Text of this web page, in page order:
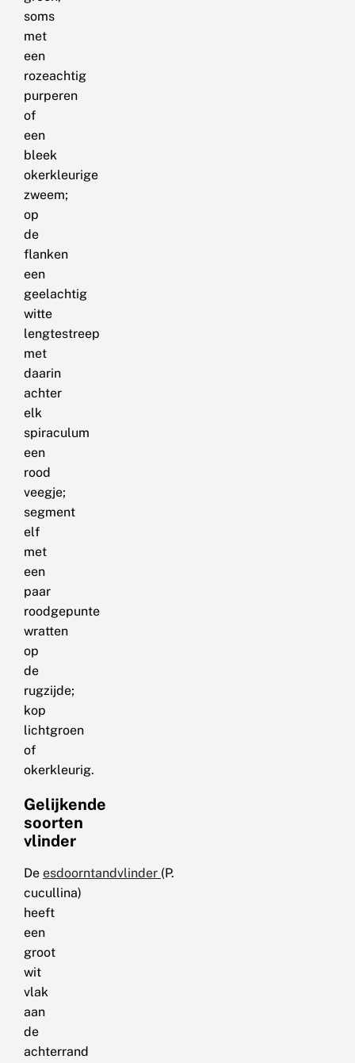
soms
met
een
rozeachtig
purperen
of
een
bleek
okerkleurige
zweem;
op
de
flanken
een
geelachtig
witte
lengtestreep
met
daarin
achter
elk
spiraculum
een
rood
veegje;
segment
elf
met
een
paar
roodgepunte
wratten
op
de
rugzijde;
kop
lichtgroen
of
okerkleurig.
Gelijkende
soorten
vlinder
De esdoorntandvlinder (P.
cucullina)
heeft
een
groot
wit
vlak
aan
de
achterrand